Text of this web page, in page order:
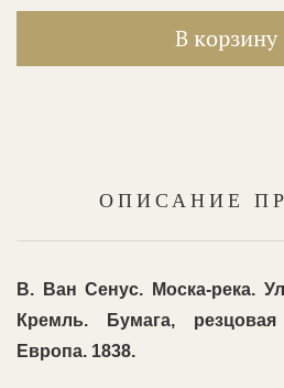
В корзину
ОПИСАНИЕ
В. Ван Сенус. Моска-река.
Кремль. Бумага,
Европа. 1838.